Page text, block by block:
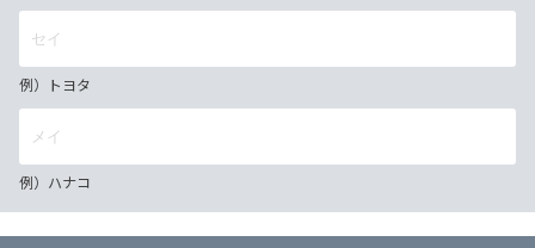
例）トヨタ
例）ハナコ